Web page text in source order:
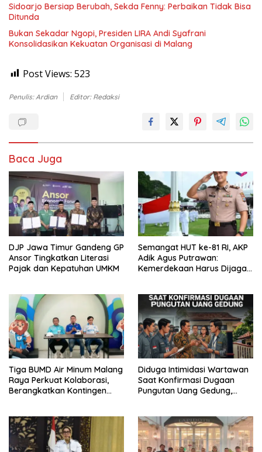
Sidoarjo Bersiap Berubah, Sekda Fenny: Perbaikan Tidak Bisa
Ditunda
Bukan Sekadar Ngopi, Presiden LIRA Andi Syafrani
Konsolidasikan Kekuatan Organisasi di Malang
Post Views: 523
Penulis: Ardian Editor: Redaksi
Baca Juga
DJP Jawa Timur Gandeng GP
Ansor Tingkatkan Literasi
Pajak dan Kepatuhan UMKM
Semangat HUT ke-81 RI, AKP
Adik Agus Putrawan:
Kemerdekaan Harus Dijaga
Tiga BUMD Air Minum Malang
Raya Perkuat Kolaborasi,
Berangkatkan Kontingen
Diduga Intimidasi Wartawan
Saat Konfirmasi Dugaan
Pungutan Uang Gedung,
Buka suara